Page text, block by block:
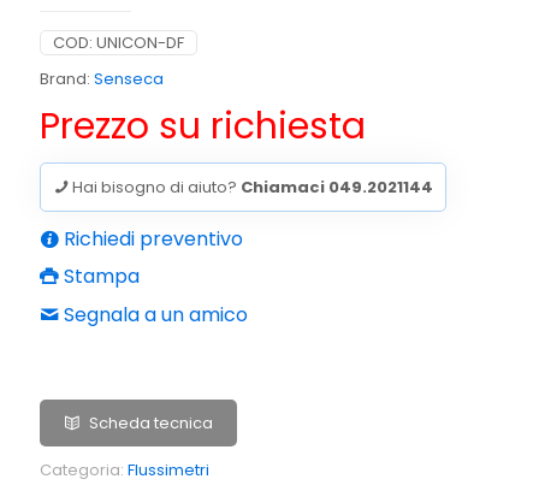
COD: UNICON-DF
Brand: Senseca
Prezzo su richiesta
Hai bisogno di aiuto? Chiamaci 049.2021144
Richiedi preventivo
Stampa
Segnala a un amico
Scheda tecnica
Categoria: Flussimetri